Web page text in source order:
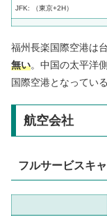
JFK: （東京+2H）
福州長楽国際空港は
無い。中国の太平洋
国際空港となってい
航空会社
フルサービスキ